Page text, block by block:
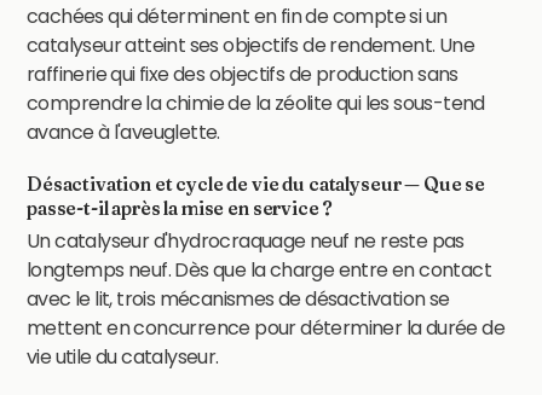
cachées qui déterminent en fin de compte si un
catalyseur atteint ses objectifs de rendement. Une
raffinerie qui fixe des objectifs de production sans
comprendre la chimie de la zéolite qui les sous-tend
avance à l'aveuglette.
Désactivation et cycle de vie du catalyseur — Que se
passe-t-il après la mise en service ?
Un catalyseur d'hydrocraquage neuf ne reste pas
longtemps neuf. Dès que la charge entre en contact
avec le lit, trois mécanismes de désactivation se
mettent en concurrence pour déterminer la durée de
vie utile du catalyseur.